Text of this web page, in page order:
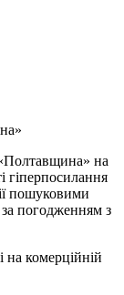
на
гіперпосилання
пошуковими
погодженням з
на комерційній